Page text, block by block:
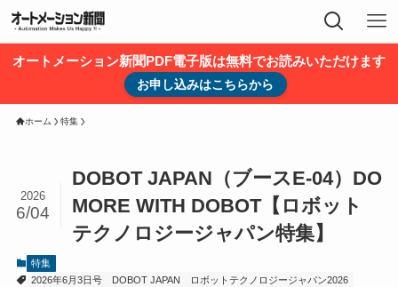
オートメーション新聞PDF電子版は無料でお読みいただけます
お申し込みはこちらから
ホーム 特集
DOBOT JAPAN（ブースE-04）DO
MORE WITH DOBOT【ロボット
テクノロジージャパン特集】
2026
6/04
特集
2026年6月3日号
DOBOT JAPAN
ロボットテクノロジージャパン2026